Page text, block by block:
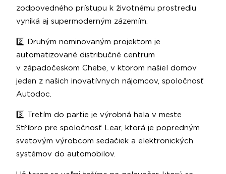
zodpovedného prístupu k životnému prostrediu
vyniká aj supermoderným zázemím.
2️⃣ Druhým nominovaným projektom je
automatizované distribučné centrum
v západočeskom Chebe, v ktorom našiel domov
jeden z našich inovatívnych nájomcov, spoločnosť
Autodoc.
3️⃣ Tretím do partie je výrobná hala v meste
Stříbro pre spoločnosť Lear, ktorá je popredným
svetovým výrobcom sedačiek a elektronických
systémov do automobilov.